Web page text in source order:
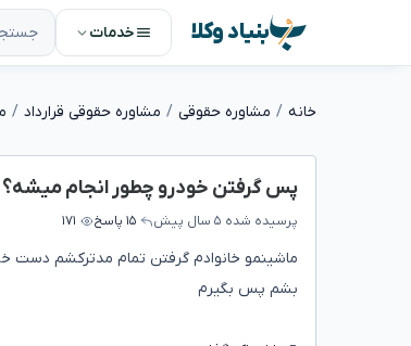
بنیاد وکلا خدمات
خانه مشاوره حقوقی مشاوره حقوقی قرارداد
پس گرفتن خودرو چطور انجام میشه؟
پرسیده شده ۵ سال پیش ۱۵ پاسخ ۱۷۱
ماشینمو خانوادم گرفتن تمام مدترکشم دست
بشم پس بگیرم